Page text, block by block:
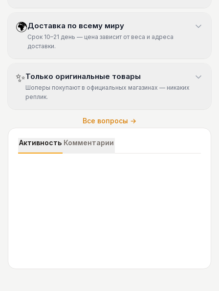
🌍Доставка по всему миру
Срок 10–21 день — цена зависит от веса и адреса
доставки.
✨Только оригинальные товары
Шоперы покупают в официальных магазинах — никаких
реплик.
Все вопросы →
Активность Комментарии